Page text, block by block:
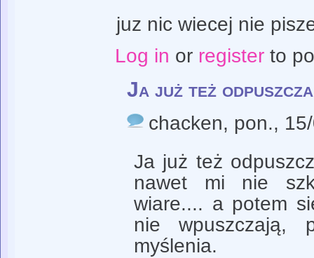
juz nic wiecej nie
Log in or registerto
Ja już też
chacken, pon.,
Ja już też
nawet mi nie
wiare.... a potem
nie wpuszczają,
myślenia.